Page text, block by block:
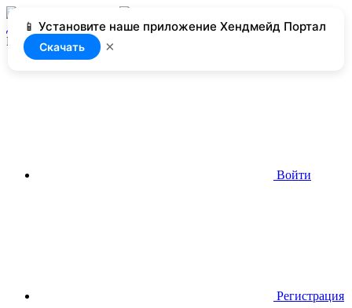
📱 Установите наше приложение Хендмейд Портал
Скачать ×
Добавить
Нет доступа
Войти
Регистрация